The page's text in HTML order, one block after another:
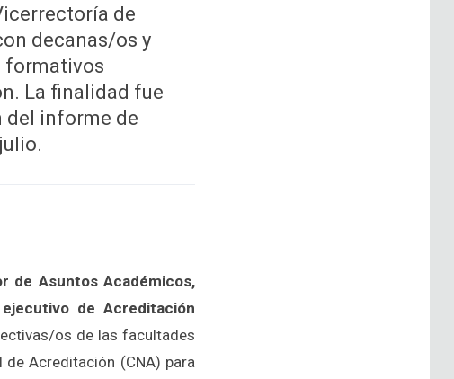
de
decanas/os y
formativos
La finalidad fue
del informe de
de Asuntos Académicos,
de Acreditación
os de las facultades
Acreditación (CNA) para